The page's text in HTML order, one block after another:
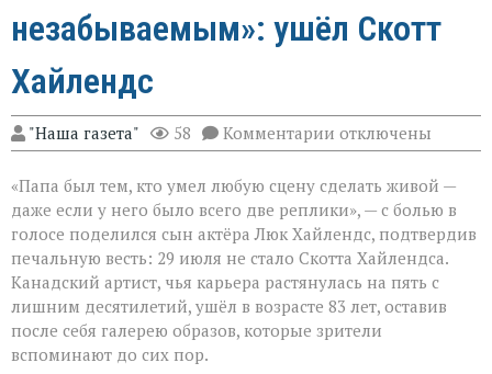
незабываемым»: ушёл Скотт
Хайлендс
"Наша газета" 58 Комментарии к
записи
умел
делать
второстепенное
незабываемым»:
ушёл
Скотт
Хайлендс
отключены
«Папа был тем, кто умел любую сцену сделать живой —
даже если у него было всего две реплики», — с болью в
голосе поделился сын актёра Люк Хайлендс, подтвердив
печальную весть: 29 июля не стало Скотта Хайлендса.
Канадский артист, чья карьера растянулась на пять с
лишним десятилетий, ушёл в возрасте 83 лет, оставив
после себя галерею образов, которые зрители
вспоминают до сих пор.